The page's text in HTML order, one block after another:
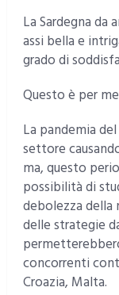
La Sardegna da
assi bella e
grado di
Questo è per
La pandemia
settore
ma, questo
possibilità di
debolezza della
delle strategie
concorrenti
Croazia, Malta.